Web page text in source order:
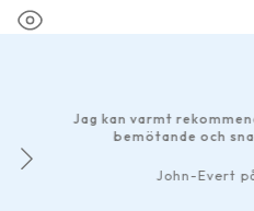
Jag kan varmt rekommendera
bemötande och snabb
John-Evert på